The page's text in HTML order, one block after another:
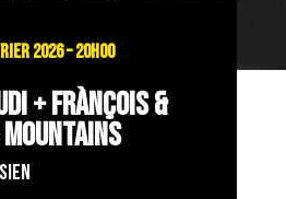
2026 – 20H00
+ FRÀNÇOIS &